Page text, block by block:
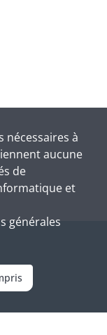
nécessaires à
aucune
de
et
générales